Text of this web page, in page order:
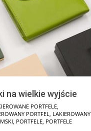
na wielkie wyjście
PORTFELE,
PORTFEL, LAKIEROWANY
, PORTFELE, PORTFELE